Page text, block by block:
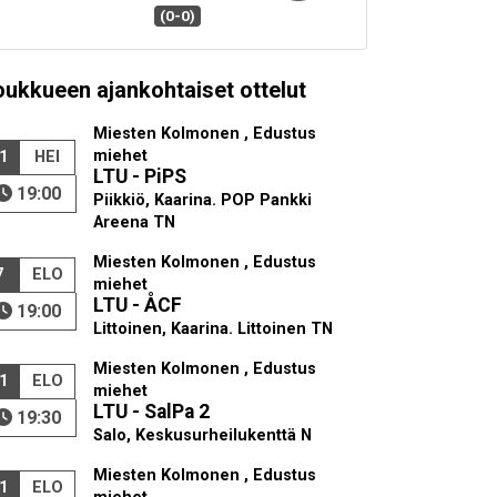
(0-0)
ajankohtaiset ottelut
HEI
19:00
Miesten Kolmonen , Edustus
miehet
LTU - PiPS
Piikkiö, Kaarina. POP Pankki
Areena TN
ELO
19:00
Miesten Kolmonen , Edustus
miehet
LTU - ÅCF
Littoinen, Kaarina. Littoinen TN
ELO
19:30
Miesten Kolmonen , Edustus
miehet
LTU - SalPa 2
Salo, Keskusurheilukenttä N
ELO
Miesten Kolmonen , Edustus